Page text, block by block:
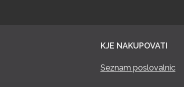
KJE NAKUPOVATI
Seznam poslovalnic